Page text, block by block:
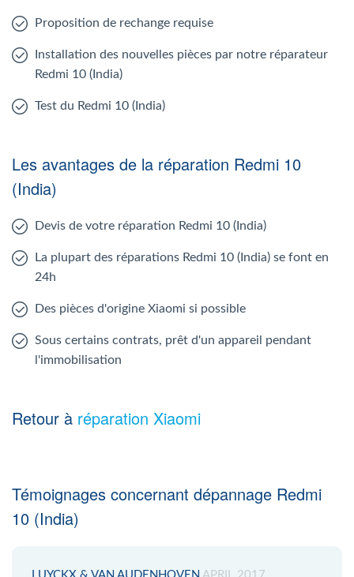
Proposition de rechange requise
Installation des nouvelles pièces par notre réparateur
Redmi 10 (India)
Test du Redmi 10 (India)
Les avantages de la réparation Redmi 10
(India)
Devis de votre réparation Redmi 10 (India)
La plupart des réparations Redmi 10 (India) se font en
24h
Des pièces d'origine Xiaomi si possible
Sous certains contrats, prêt d'un appareil pendant
l'immobilisation
Retour à réparation Xiaomi
Témoignages concernant dépannage Redmi
10 (India)